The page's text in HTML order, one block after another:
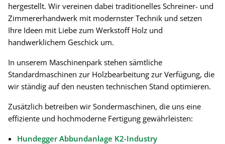
hergestellt. Wir vereinen dabei traditionelles Schreiner- und
Zimmererhandwerk mit modernster Technik und setzen
Ihre Ideen mit Liebe zum Werkstoff Holz und
handwerklichem Geschick um.
In unserem Maschinenpark stehen sämtliche
Standardmaschinen zur Holzbearbeitung zur Verfügung, die
wir ständig auf den neusten technischen Stand optimieren.
Zusätzlich betreiben wir Sondermaschinen, die uns eine
effiziente und hochmoderne Fertigung gewährleisten:
Hundegger Abbundanlage K2-Industry